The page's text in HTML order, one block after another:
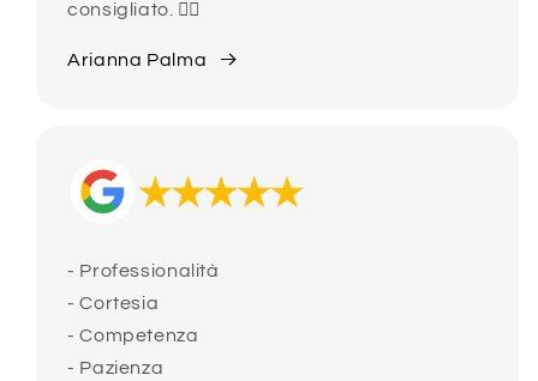
consigliato. 👍🏻
Arianna Palma
- Professionalità
- Cortesia
- Competenza
- Pazienza